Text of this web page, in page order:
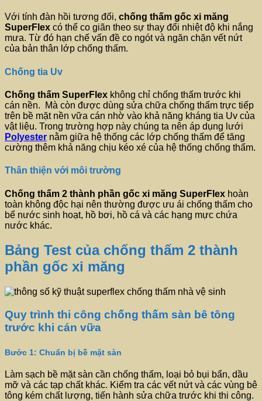
Với tính đàn hồi tương đối, chống thấm gốc xi măng
SuperFlex có thể co giãn theo sự thay đổi nhiệt độ khi nắng
mưa. Từ đó hạn chế vấn đề co ngót và ngăn chặn vết nứt
của bản thân lớp chống thấm.
Chống tia Uv
Chống thấm SuperFlex không chỉ chống thấm trước khi
cán nền. Mà còn được dùng sửa chữa chống thấm trực tiếp
trên bề mặt nền vữa cán nhờ vào khả năng kháng tia Uv của
vật liệu. Trong trường hợp này chúng ta nên áp dụng lưới
Polyester nằm giữa hệ thống các lớp chống thấm để tăng
cường thêm khả năng chịu kéo xé của hệ thống chống thấm.
Thân thiện với môi trường
Chống thấm 2 thành phần gốc xi măng SuperFlex hoàn
toàn không độc hại nên thường được ưu ái chống thấm cho
bể nước sinh hoạt, hồ bơi, hồ cá và các hạng mực chứa
nước khác.
Bảng Test của chống thấm 2 thành
phần gốc xi măng
Quy trình thi công chống thấm sàn bê tông
trước khi cán vữa
Bước 1: Chuẩn bị bề mặt sàn
Làm sạch bề mặt sàn cần chống thấm, loại bỏ bụi bẩn, dầu
mỡ và các tạp chất khác. Kiểm tra các vết nứt và các vùng bê
tông kém chất lượng, tiến hành sửa chữa trước khi thi công.